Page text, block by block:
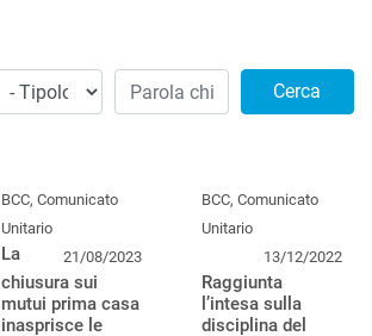
Cerca
BCC, Comunicato
Unitario
21/08/2023
La
chiusura sui
mutui prima casa
inasprisce le
BCC, Comunicato
Unitario
13/12/2022
Raggiunta
l’intesa sulla
disciplina del